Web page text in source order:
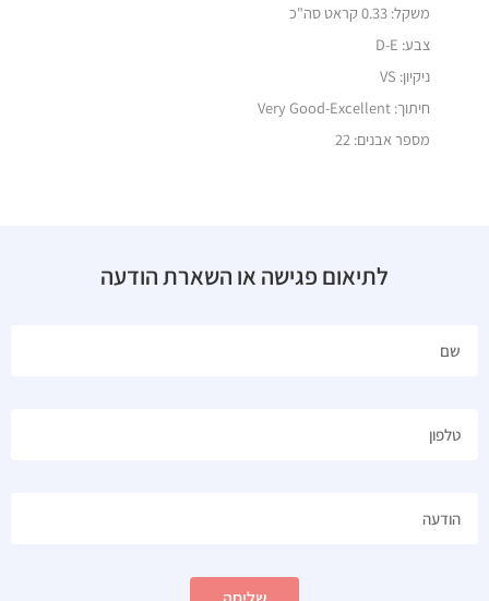
משקל: 0.33 קראט סה"כ
צבע: D-E
ניקיון: VS
חיתוך: Very Good-Excellent
מספר אבנים: 22
לתיאום פגישה או השארת הודעה